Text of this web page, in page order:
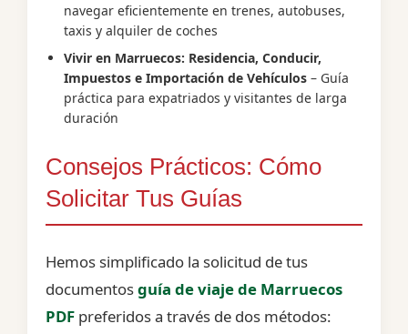
navegar eficientemente en trenes, autobuses,
taxis y alquiler de coches
Vivir en Marruecos: Residencia, Conducir,
Impuestos e Importación de Vehículos – Guía
práctica para expatriados y visitantes de larga
duración
Consejos Prácticos: Cómo
Solicitar Tus Guías
Hemos simplificado la solicitud de tus
documentosguía de viaje de Marruecos
PDF preferidos a través de dos métodos: